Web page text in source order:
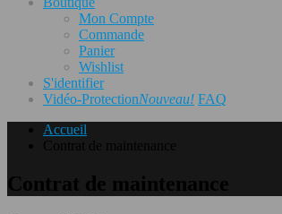
Mon Compte
Commande
Panier
Wishlist
S'identifier
Vidéo-ProtectionNouveau! FAQ
Accueil